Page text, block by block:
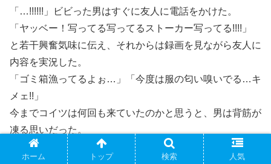
「…!!!!!!」ビビった男はすぐに友人に電話をかけた。
「ヤッベー！写ってる写ってるストーカー写ってる!!!!」
と若干興奮気味に伝え、それからは録画を見ながら友人に
内容を実況した。
「ゴミ箱漁ってるよぉ…」「今度は服の匂い嗅いでる…キ
メェ!!」
今までコイツは何回も来ていたのかと思うと、男は背筋が
凍る思いだった。
「これで警察も動いてくれるなぁ」と少しホッとしてる
ホーム トップ 検索 人気